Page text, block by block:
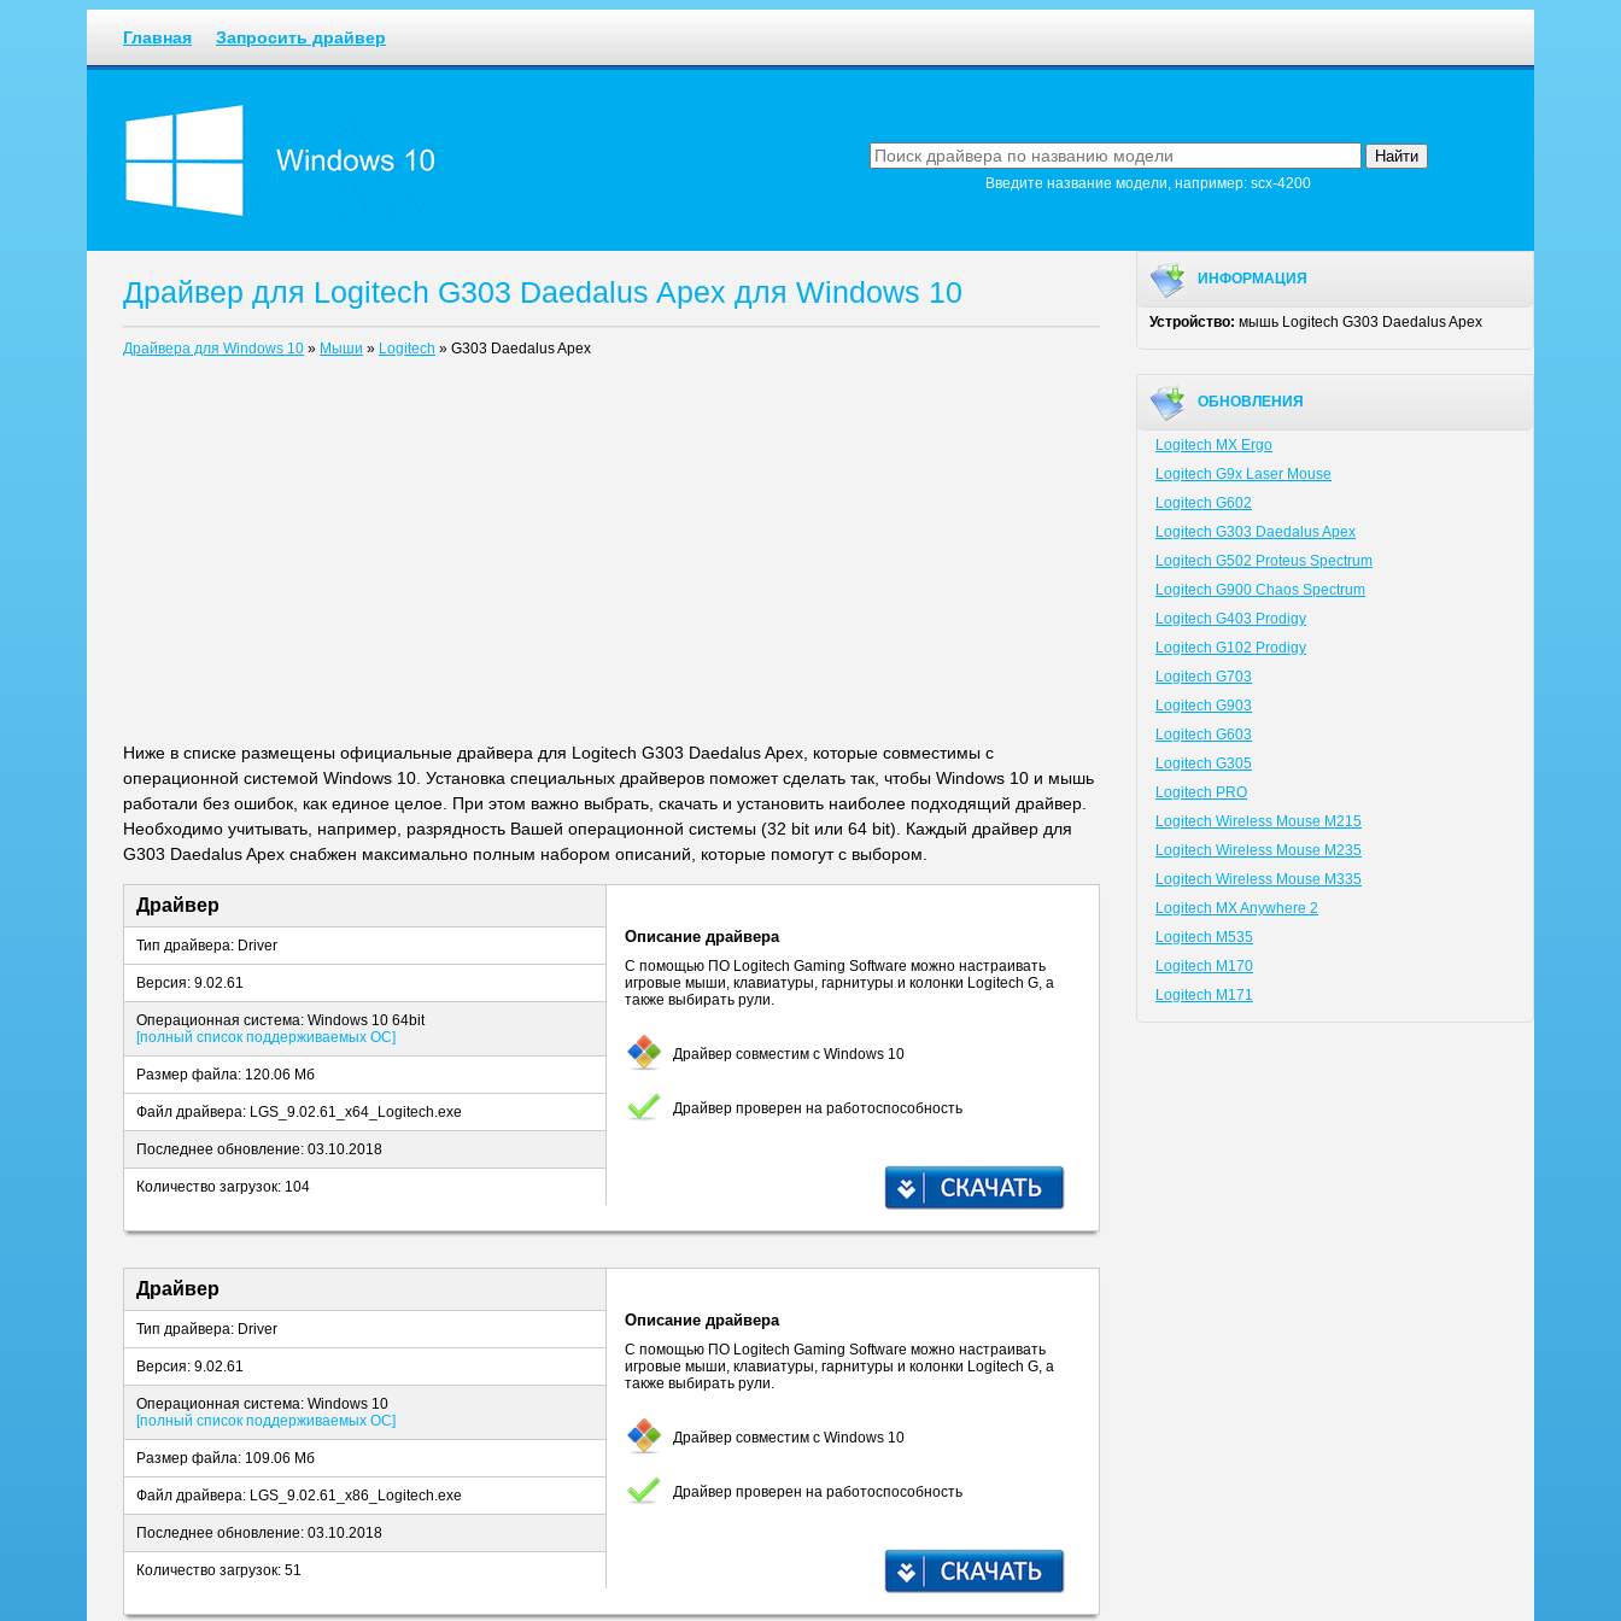
Главная Запросить драйвер
Введите название модели, например: scx-4200
Драйвер для Logitech G303 Daedalus Apex для Windows 10
Драйвера для Windows 10 » Мыши » Logitech » G303 Daedalus Apex
Ниже в списке размещены официальные драйвера для Logitech G303 Daedalus Apex, которые совместимы с
операционной системой Windows 10. Установка специальных драйверов поможет сделать так, чтобы Windows 10 и мышь
работали без ошибок, как единое целое. При этом важно выбрать, скачать и установить наиболее подходящий драйвер.
Необходимо учитывать, например, разрядность Вашей операционной системы (32 bit или 64 bit). Каждый драйвер для
G303 Daedalus Apex снабжен максимально полным набором описаний, которые помогут с выбором.
Драйвер
Тип драйвера: Driver
Версия: 9.02.61
Операционная система: Windows 10 64bit
[полный список поддерживаемых ОС]
Размер файла: 120.06 Мб
Файл драйвера: LGS_9.02.61_x64_Logitech.exe
Последнее обновление: 03.10.2018
Количество загрузок: 104
Описание драйвера
С помощью ПО Logitech Gaming Software можно настраивать
игровые мыши, клавиатуры, гарнитуры и колонки Logitech G, а
также выбирать рули.
Драйвер совместим с Windows 10
Драйвер проверен на работоспособность
Драйвер
Тип драйвера: Driver
Версия: 9.02.61
Операционная система: Windows 10
[полный список поддерживаемых ОС]
Размер файла: 109.06 Мб
Файл драйвера: LGS_9.02.61_x86_Logitech.exe
Последнее обновление: 03.10.2018
Количество загрузок: 51
Описание драйвера
С помощью ПО Logitech Gaming Software можно настраивать
игровые мыши, клавиатуры, гарнитуры и колонки Logitech G, а
также выбирать рули.
Драйвер совместим с Windows 10
Драйвер проверен на работоспособность
ИНФОРМАЦИЯ
Устройство: мышь Logitech G303 Daedalus Apex
ОБНОВЛЕНИЯ
Logitech MX Ergo
Logitech G9x Laser Mouse
Logitech G602
Logitech G303 Daedalus Apex
Logitech G502 Proteus Spectrum
Logitech G900 Chaos Spectrum
Logitech G403 Prodigy
Logitech G102 Prodigy
Logitech G703
Logitech G903
Logitech G603
Logitech G305
Logitech PRO
Logitech Wireless Mouse M215
Logitech Wireless Mouse M235
Logitech Wireless Mouse M335
Logitech MX Anywhere 2
Logitech M535
Logitech M170
Logitech M171